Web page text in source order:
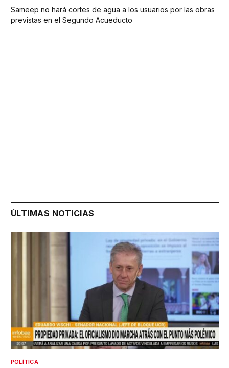
Sameep no hará cortes de agua a los usuarios por las obras
previstas en el Segundo Acueducto
ÚLTIMAS NOTICIAS
POLÍTICA